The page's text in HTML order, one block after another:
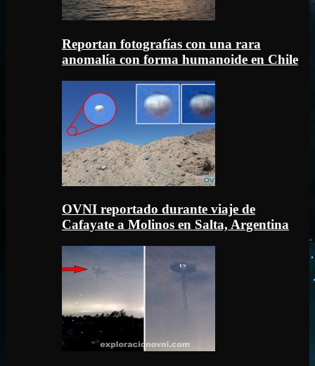
Reportan fotografías con una rara
anomalía con forma humanoide en Chile
OVNI reportado durante viaje de
Cafayate a Molinos en Salta, Argentina